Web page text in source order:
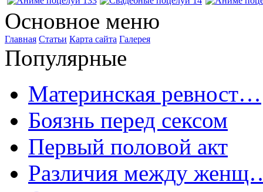
Основное меню
Главная Статьи Карта сайта Галерея
Популярные
Материнская ревност…
Боязнь перед сексом
Первый половой акт
Различия между